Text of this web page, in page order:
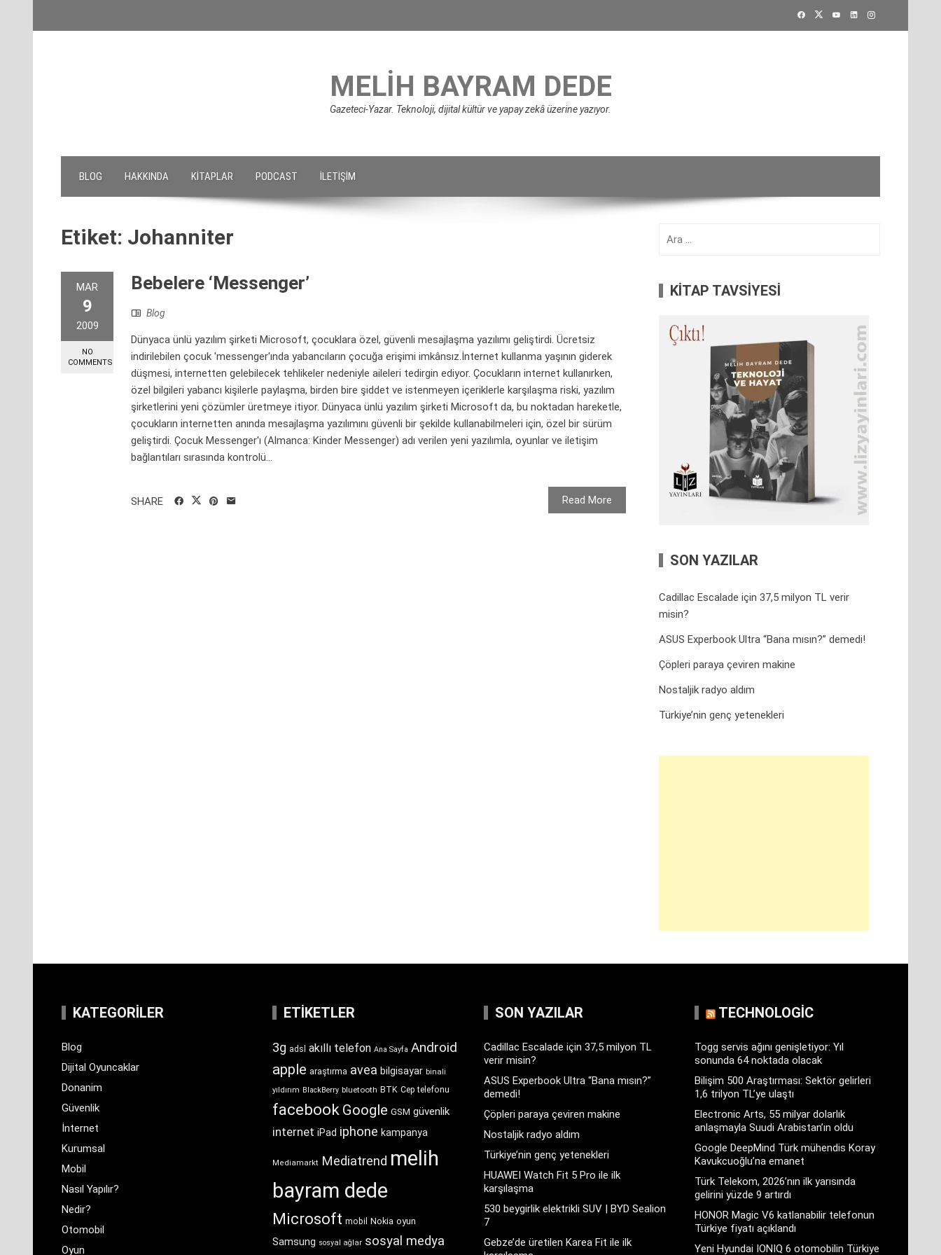
MELIH BAYRAM DEDE
Gazeteci-Yazar. Teknoloji, dijital kültür ve yapay zekâ üzerine yazıyor.
BLOG HAKKINDA KITAPLAR PODCAST İLETIŞIM
Etiket: Johanniter
MAR
9
2009
NO
COMMENTS
Bebelere ‘Messenger’
Blog
Dünyaca ünlü yazılım şirketi Microsoft, çocuklara özel, güvenli mesajlaşma yazılımı geliştirdi. Ücretsiz
indirilebilen çocuk 'messenger'ında yabancıların çocuğa erişimi imkânsız.İnternet kullanma yaşının giderek
düşmesi, internetten gelebilecek tehlikeler nedeniyle aileleri tedirgin ediyor. Çocukların internet kullanırken,
özel bilgileri yabancı kişilerle paylaşma, birden bire şiddet ve istenmeyen içeriklerle karşılaşma riski, yazılım
şirketlerini yeni çözümler üretmeye itiyor. Dünyaca ünlü yazılım şirketi Microsoft da, bu noktadan hareketle,
çocukların internetten anında mesajlaşma yazılımını güvenli bir şekilde kullanabilmeleri için, özel bir sürüm
geliştirdi. Çocuk Messenger'ı (Almanca: Kinder Messenger) adı verilen yeni yazılımla, oyunlar ve iletişim
bağlantıları sırasında kontrolü...
Read More
SHARE
KİTAP TAVSİYESİ
SON YAZILAR
Cadillac Escalade için 37,5 milyon TL verir
misin?
ASUS Experbook Ultra “Bana mısın?” demedi!
Çöpleri paraya çeviren makine
Nostaljik radyo aldım
Türkiye’nin genç yetenekleri
KATEGORILER
Blog
Dijital Oyuncaklar
Donanim
Güvenlik
İnternet
Kurumsal
Mobil
Nasıl Yapılır?
Nedir?
Otomobil
Oyun
ETIKETLER
3g adsl akıllı telefon Ana Sayfa Android
apple araştırma avea bilgisayar binali
yıldırım BlackBerry bluetooth BTK Cep telefonu
facebook Google GSM güvenlik
internet iPad iphone kampanya
Mediamarkt Mediatrend melih
bayram dede
Microsoft mobil Nokia oyun
Samsung sosyal ağlar sosyal medya
SON YAZILAR
Cadillac Escalade için 37,5 milyon TL
verir misin?
ASUS Experbook Ultra “Bana mısın?”
demedi!
Çöpleri paraya çeviren makine
Nostaljik radyo aldım
Türkiye’nin genç yetenekleri
HUAWEI Watch Fit 5 Pro ile ilk
karşılaşma
530 beygirlik elektrikli SUV | BYD Sealion
7
Gebze’de üretilen Karea Fit ile ilk
TECHNOLOGIC
Togg servis ağını genişletiyor: Yıl
sonunda 64 noktada olacak
Bilişim 500 Araştırması: Sektör gelirleri
1,6 trilyon TL’ye ulaştı
Electronic Arts, 55 milyar dolarlık
anlaşmayla Suudi Arabistan’ın oldu
Google DeepMind Türk mühendis Koray
Kavukcuoğlu’na emanet
Türk Telekom, 2026’nın ilk yarısında
gelirini yüzde 9 artırdı
HONOR Magic V6 katlanabilir telefonun
Türkiye fiyatı açıklandı
Yeni Hyundai IONIQ 6 otomobilin Türkiye